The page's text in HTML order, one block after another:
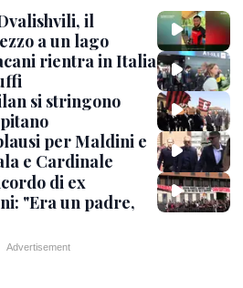
il
a un lago
rientra in Italia
si stringono
per Maldini e
e Cardinale
di ex
"Era un padre,